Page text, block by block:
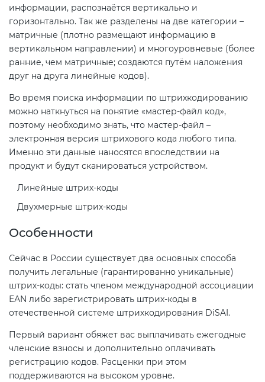
информации, распознаётся вертикально и
горизонтально. Так же разделены на две категории –
матричные (плотно размещают информацию в
вертикальном направлении) и многоуровневые (более
ранние, чем матричные; создаются путём наложения
друг на друга линейные кодов).
Во время поиска информации по штрихкодированию
можно наткнуться на понятие «мастер-файл код»,
поэтому необходимо знать, что мастер-файл –
электронная версия штрихового кода любого типа.
Именно эти данные наносятся впоследствии на
продукт и будут сканироваться устройством.
Линейные штрих-коды
Двухмерные штрих-коды
Особенности
Сейчас в России существует два основных способа
получить легальные (гарантированно уникальные)
штрих-коды: стать членом международной ассоциации
ЕАN либо зарегистрировать штрих-коды в
отечественной системе штрихкодирования DiSAI.
Первый вариант обяжет вас выплачивать ежегодные
членские взносы и дополнительно оплачивать
регистрацию кодов. Расценки при этом
поддерживаются на высоком уровне.
Сертификация товаров легкой
промышленности (ТР ТС 017)
Сертификация промышленного
оборудования (ТР ТС 010)
Сертификация средств
индивидуальной защиты (ТР ТС
019)
регламенты